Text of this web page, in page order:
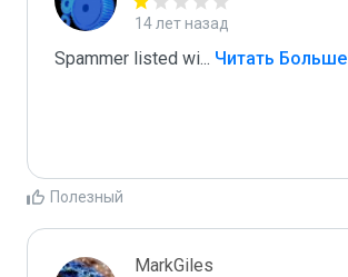
14 лет назад
Spammer listed wi... Читать Больше
Полезный
MarkGiles